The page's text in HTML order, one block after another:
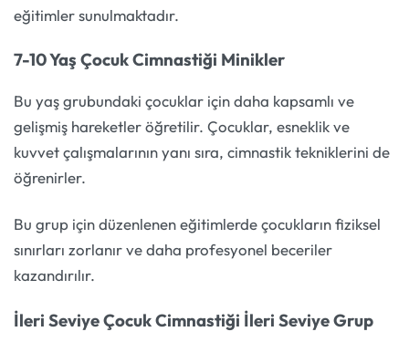
eğitimler sunulmaktadır.
7-10 Yaş Çocuk Cimnastiği Minikler
Bu yaş grubundaki çocuklar için daha kapsamlı ve
gelişmiş hareketler öğretilir. Çocuklar, esneklik ve
kuvvet çalışmalarının yanı sıra, cimnastik tekniklerini de
öğrenirler.
Bu grup için düzenlenen eğitimlerde çocukların fiziksel
sınırları zorlanır ve daha profesyonel beceriler
kazandırılır.
İleri Seviye Çocuk Cimnastiği İleri Seviye Grup